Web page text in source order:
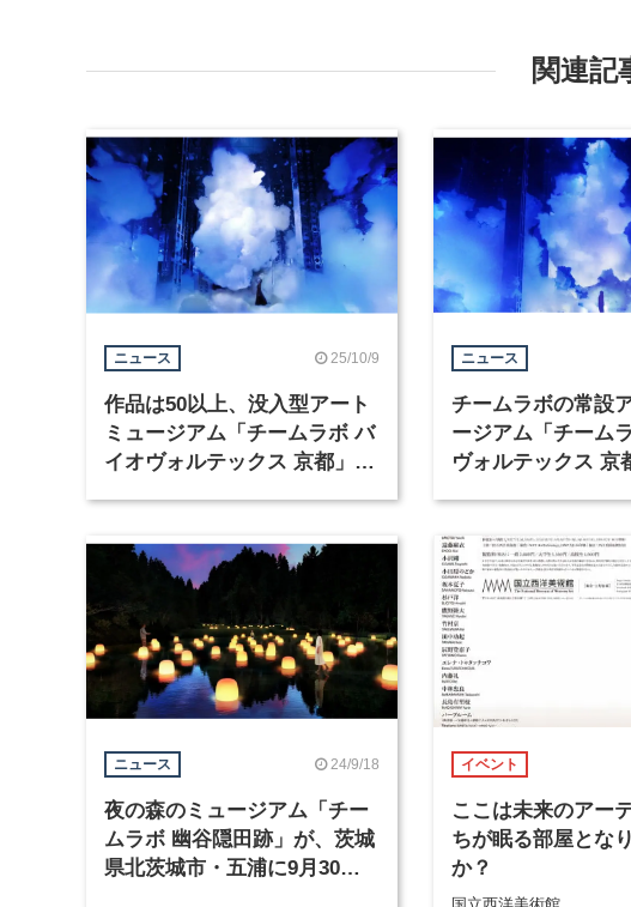
関連記
ニュース 25/10/9
作品は50以上、没入型アート
ミュージアム「チームラボ バ
イオヴォルテックス 京都」が
ニュース
チームラボの常設
ージアム「チーム
ヴォルテックス 京
ニュース 24/9/18
夜の森のミュージアム「チー
ムラボ 幽谷隠田跡」が、茨城
県北茨城市・五浦に9月30日
イベント
ここは未来のアー
ちが眠る部屋とな
か？